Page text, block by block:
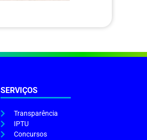
SERVIÇOS
Transparência
IPTU
Concursos